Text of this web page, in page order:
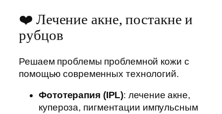
❤️ Лечение акне, постакне и
рубцов
Решаем проблемы проблемной кожи с
помощью современных технологий.
Фототерапия (IPL): лечение акне,
купероза, пигментации импульсным